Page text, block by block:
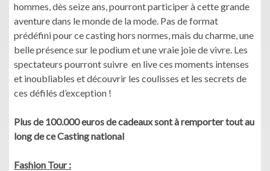
hommes, dès seize ans, pourront participer à cette grande
aventure dans le monde de la mode. Pas de format
prédéfini pour ce casting hors normes, mais du charme, une
belle présence sur le podium et une vraie joie de vivre. Les
spectateurs pourront suivre en live ces moments intenses
et inoubliables et découvrir les coulisses et les secrets de
ces défilés d’exception !
Plus de 100.000 euros de cadeaux sont à remporter tout au
long de ce Casting national
Fashion Tour :